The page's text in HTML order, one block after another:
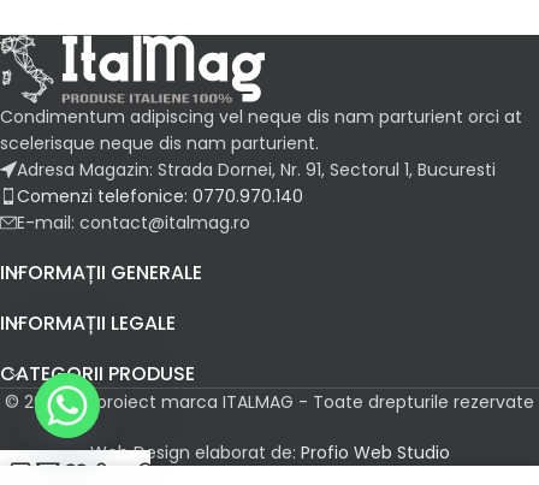
Condimentum adipiscing vel neque dis nam parturient orci at
scelerisque neque dis nam parturient.
Adresa Magazin: Strada Dornei, Nr. 91, Sectorul 1, Bucuresti
Comenzi telefonice: 0770.970.140
E-mail: contact@italmag.ro
INFORMAȚII GENERALE
INFORMAȚII LEGALE
CATEGORII PRODUSE
© 2026 Un proiect marca ITALMAG - Toate drepturile rezervate
Web Design elaborat de: Profio Web Studio